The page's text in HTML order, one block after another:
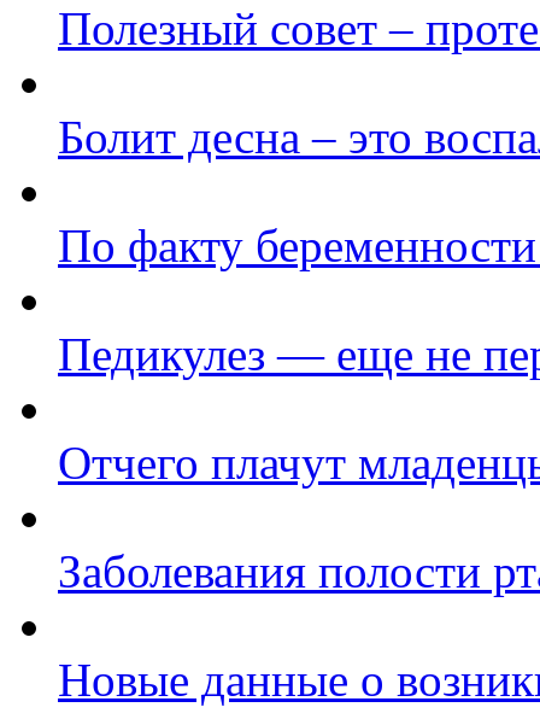
Полезный совет –
Болит десна – это
По факту
Педикулез — еще не
Отчего плачут
Заболевания полости
Новые данные о